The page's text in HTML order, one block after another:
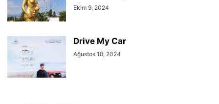
Ekim 9, 2024
Drive My Car
Ağustos 18, 2024